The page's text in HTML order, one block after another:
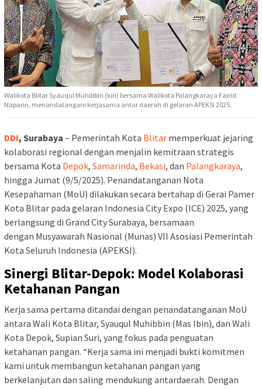
Walikota Blitar Syauqul Muhibbin (kiri) bersama Walikota Palangkaraya Fairid
Naparin, menandatangani kerjasama antar daerah di gelaran APEKSI 2025.
DDI, Surabaya – Pemerintah Kota Blitar memperkuat jejaring
kolaborasi regional dengan menjalin kemitraan strategis
bersama Kota Depok, Samarinda, Bekasi, dan Palangkaraya,
hingga Jumat (9/5/2025). Penandatanganan Nota
Kesepahaman (MoU) dilakukan secara bertahap di Gerai Pamer
Kota Blitar pada gelaran Indonesia City Expo (ICE) 2025, yang
berlangsung di Grand City Surabaya, bersamaan
dengan Musyawarah Nasional (Munas) VII Asosiasi Pemerintah
Kota Seluruh Indonesia (APEKSI).
Sinergi Blitar-Depok: Model Kolaborasi
Ketahanan Pangan
Kerja sama pertama ditandai dengan penandatanganan MoU
antara Wali Kota Blitar, Syauqul Muhibbin (Mas Ibin), dan Wali
Kota Depok, Supian Suri, yang fokus pada penguatan
ketahanan pangan. “Kerja sama ini menjadi bukti komitmen
kami untuk membangun ketahanan pangan yang
berkelanjutan dan saling mendukung antardaerah. Dengan